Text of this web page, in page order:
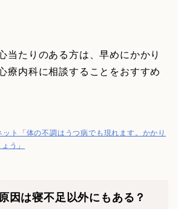
当たりのある方は、早めにかかり
療内科に相談することをおすすめ
ト「体の不調はうつ病でも現れます。かかり
う」
因は寝不足以外にもある？